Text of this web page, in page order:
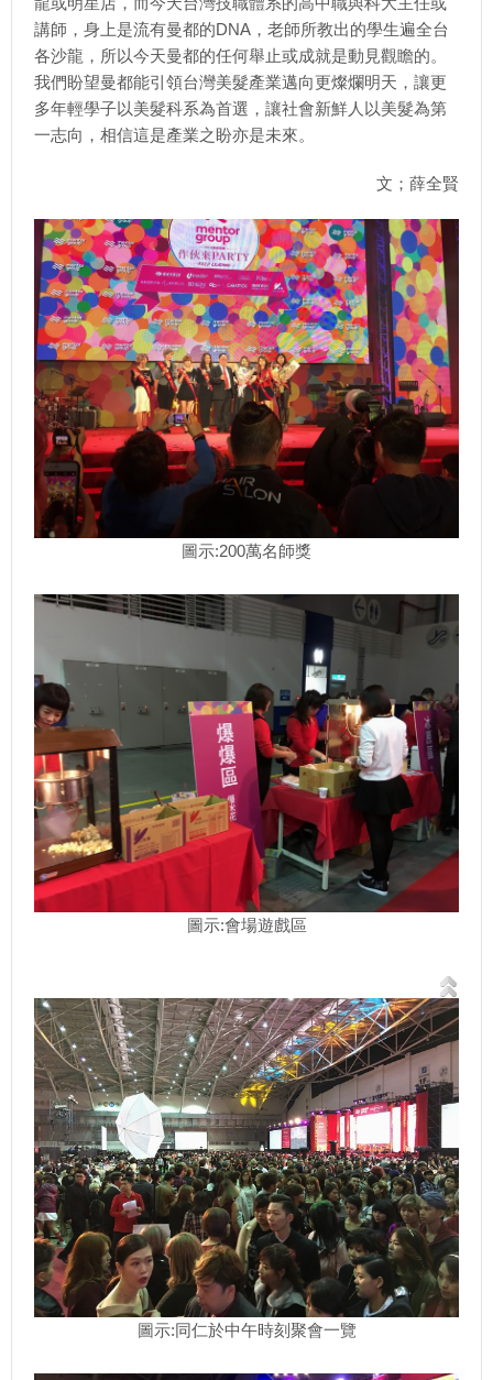
講師，身上是流有曼都的DNA，老師所教出的學生遍全台
各沙龍，所以今天曼都的任何舉止或成就是動見觀瞻的。
我們盼望曼都能引領台灣美髮產業邁向更燦爛明天，讓更
多年輕學子以美髮科系為首選，讓社會新鮮人以美髮為第
一志向，相信這是產業之盼亦是未來。
文；薛全賢
圖示:200萬名師獎
圖示:會場遊戲區
圖示:同仁於中午時刻聚會一覽